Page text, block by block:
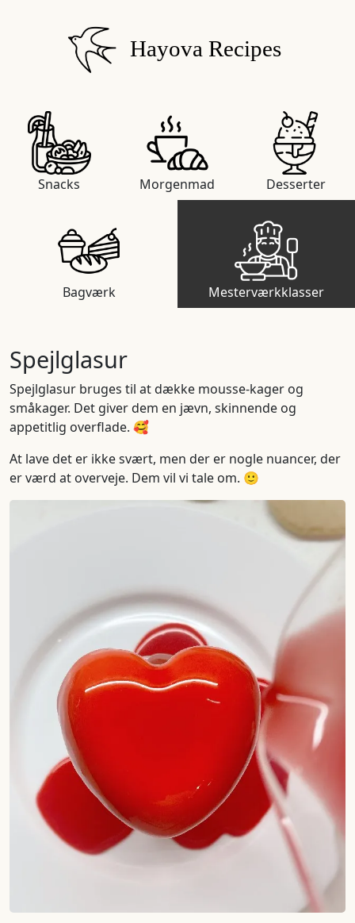
Hayova Recipes
Snacks Morgenmad Desserter
Bagværk Mesterværkklasser
Spejlglasur
Spejlglasur bruges til at dække mousse-kager og
småkager. Det giver dem en jævn, skinnende og
appetitlig overflade. 🥰
At lave det er ikke svært, men der er nogle nuancer, der
er værd at overveje. Dem vil vi tale om. 🙂